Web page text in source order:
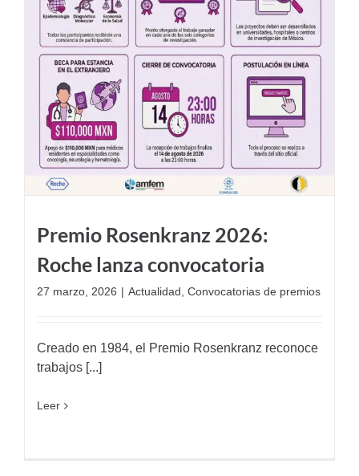
Premio Rosenkranz 2026:
Roche lanza convocatoria
27 marzo, 2026 | Actualidad, Convocatorias de premios
Creado en 1984, el Premio Rosenkranz reconoce
trabajos [...]
Leer